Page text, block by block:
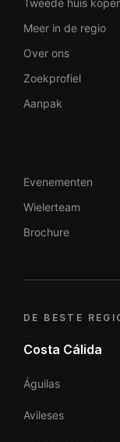
Tweede huis
Meer in de regio
Over ons
Zoekprofiel
Aanpak
Evenementen
Wielerteam
Brochure
DE BESTE
Costa Cálida
Águilas
Avileses